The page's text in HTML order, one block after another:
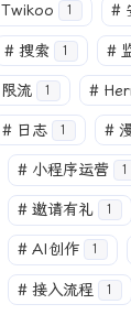
Twikoo 1 #
# 搜索 1 #
限流 1 #
# 日志 1 #
# 小程序运营 1
# 邀请有礼 1
# AI创作 1
# 接入流程 1